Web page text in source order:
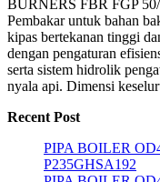
BURNERS FBR FGP
Pembakar untuk bahan
kipas bertekanan tinggi
dengan pengaturan
serta sistem hidrolik
nyala api. Dimensi
Recent Post
PIPA BOILER
P235GHSA192